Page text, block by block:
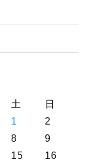
土
日
1
2
8
9
15
16